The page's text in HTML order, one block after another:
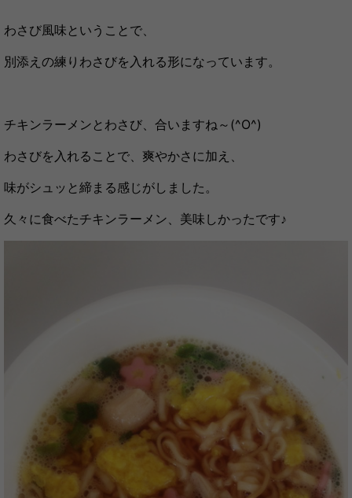
わさび風味ということで、
別添えの練りわさびを入れる形になっています。
チキンラーメンとわさび、合いますね～(^O^)
わさびを入れることで、爽やかさに加え、
味がシュッと締まる感じがしました。
久々に食べたチキンラーメン、美味しかったです♪